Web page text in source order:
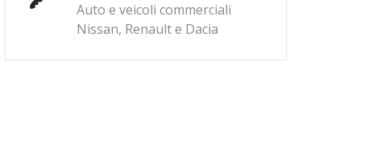
Auto e veicoli commerciali
Nissan, Renault e Dacia